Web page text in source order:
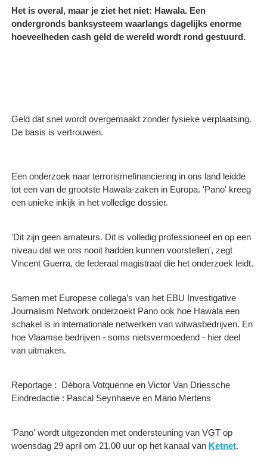
Het is overal, maar je ziet het niet: Hawala. Een
ondergronds banksysteem waarlangs dagelijks enorme
hoeveelheden cash geld de wereld wordt rond gestuurd.
Geld dat snel wordt overgemaakt zonder fysieke verplaatsing.
De basis is vertrouwen.
Een onderzoek naar terrorismefinanciering in ons land leidde
tot een van de grootste Hawala-zaken in Europa. 'Pano' kreeg
een unieke inkijk in het volledige dossier.
'Dit zijn geen amateurs. Dit is volledig professioneel en op een
niveau dat we ons nooit hadden kunnen voorstellen', zegt
Vincent Guerra, de federaal magistraat die het onderzoek leidt.
Samen met Europese collega’s van het EBU Investigative
Journalism Network onderzoekt Pano ook hoe Hawala een
schakel is in internationale netwerken van witwasbedrijven. En
hoe Vlaamse bedrijven - soms nietsvermoedend - hier deel
van uitmaken.
Reportage : ​ Débora Votquenne en Victor Van Driessche
Eindredactie : Pascal Seynhaeve en Mario Mertens
'Pano' wordt uitgezonden met ondersteuning van VGT op
woensdag 29 april om 21.00 uur op het kanaal van Ketnet.